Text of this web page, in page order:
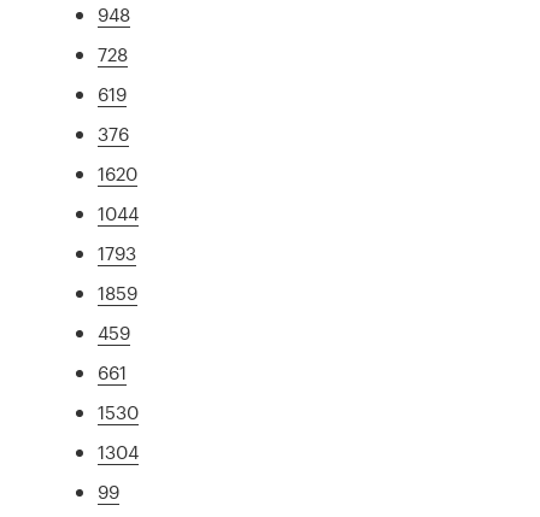
948
728
619
376
1620
1044
1793
1859
459
661
1530
1304
99